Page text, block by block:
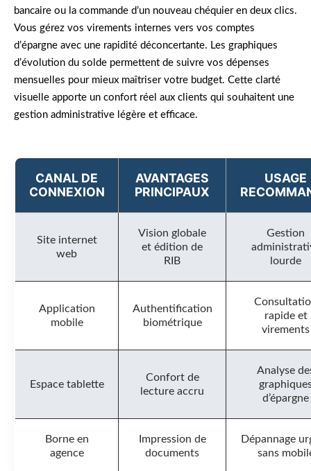
bancaire ou la commande d’un nouveau chéquier en deux clics.
Vous gérez vos virements internes vers vos comptes
d’épargne avec une rapidité déconcertante. Les graphiques
d’évolution du solde permettent de suivre vos dépenses
mensuelles pour mieux maîtriser votre budget. Cette clarté
visuelle apporte un confort réel aux clients qui souhaitent une
gestion administrative légère et efficace.
CANAL DE
CONNEXION
AVANTAGES
PRINCIPAUX
USAGE
Site internet
web
Vision globale
et édition de
RIB
Gestion
lourde
Application
mobile
Authentification
biométrique
rapide et
virements
Espace tablette
Confort de
lecture accru
Analyse
d’épargne
Borne en
agence
Impression de
documents
Dépannage
sans